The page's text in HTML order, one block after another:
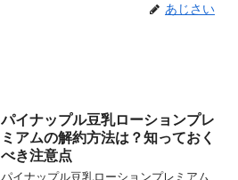
あじさい
パイナップル豆乳ローションプレ
ミアムの解約方法は？知っておく
べき注意点
パイナップル豆乳ローションプレミアム